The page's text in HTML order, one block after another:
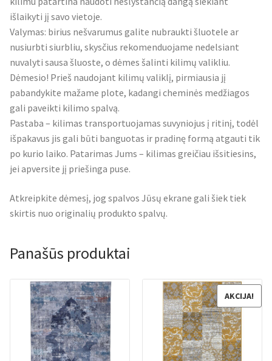
išlaikyti jį savo vietoje.
Valymas: birius nešvarumus galite nubraukti šluotele ar
nusiurbti siurbliu, skysčius rekomenduojame nedelsiant
nuvalyti sausa šluoste, o dėmes šalinti kilimų valikliu.
Dėmesio! Prieš naudojant kilimų valiklį, pirmiausia jį
pabandykite mažame plote, kadangi cheminės medžiagos
gali paveikti kilimo spalvą.
Pastaba – kilimas transportuojamas suvyniojus į ritinį, todėl
išpakavus jis gali būti banguotas ir pradinę formą atgauti tik
po kurio laiko. Patarimas Jums – kilimas greičiau išsitiesins,
jei apversite jį priešinga puse.
Atkreipkite dėmesį, jog spalvos Jūsų ekrane gali šiek tiek
skirtis nuo originalių produkto spalvų.
Panašūs produktai
AKCIJA!